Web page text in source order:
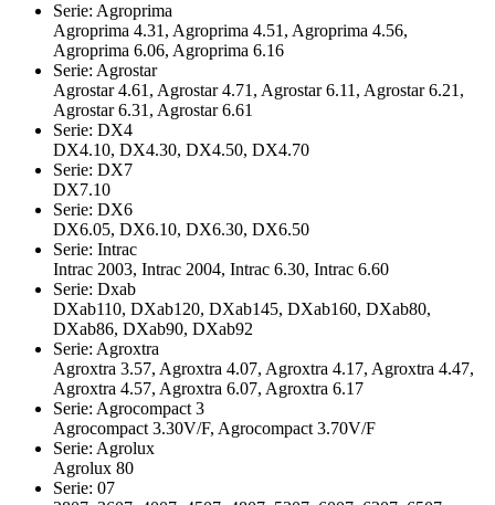
Serie: Agroprima
Agroprima 4.31, Agroprima 4.51, Agroprima 4.56,
Agroprima 6.06, Agroprima 6.16
Serie: Agrostar
Agrostar 4.61, Agrostar 4.71, Agrostar 6.11, Agrostar 6.21,
Agrostar 6.31, Agrostar 6.61
Serie: DX4
DX4.10, DX4.30, DX4.50, DX4.70
Serie: DX7
DX7.10
Serie: DX6
DX6.05, DX6.10, DX6.30, DX6.50
Serie: Intrac
Intrac 2003, Intrac 2004, Intrac 6.30, Intrac 6.60
Serie: Dxab
DXab110, DXab120, DXab145, DXab160, DXab80,
DXab86, DXab90, DXab92
Serie: Agroxtra
Agroxtra 3.57, Agroxtra 4.07, Agroxtra 4.17, Agroxtra 4.47,
Agroxtra 4.57, Agroxtra 6.07, Agroxtra 6.17
Serie: Agrocompact 3
Agrocompact 3.30V/F, Agrocompact 3.70V/F
Serie: Agrolux
Agrolux 80
Serie: 07